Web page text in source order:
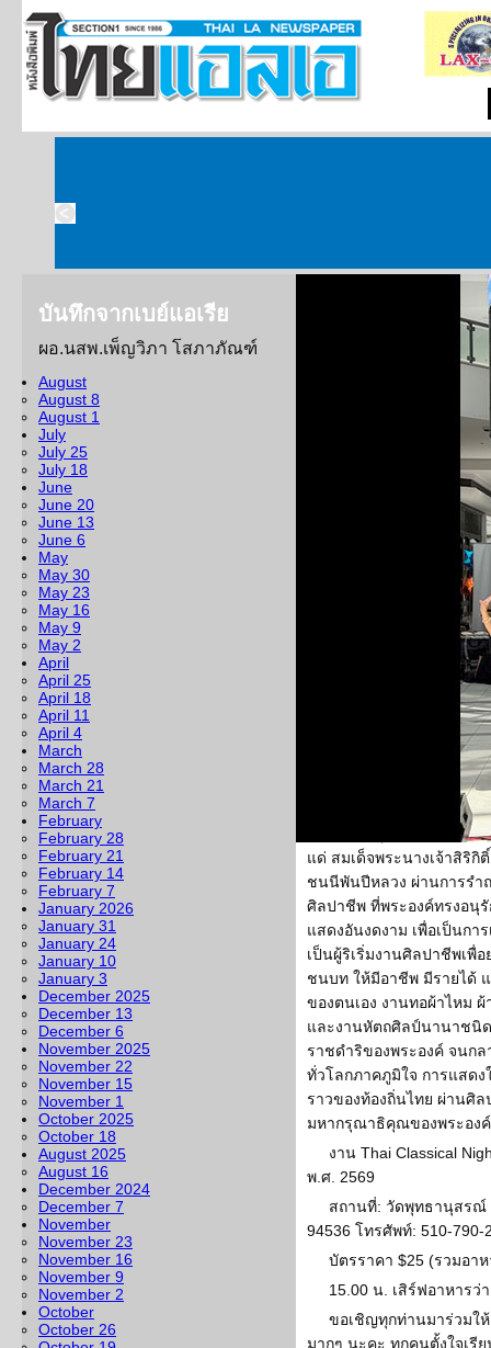
บันทึกจากเบย์แอเรีย
ผอ.นสพ.เพ็ญวิภา โสภาภัณฑ์
August
August 8
August 1
July
July 25
July 18
June
June 20
June 13
June 6
May
May 30
May 23
May 16
May 9
May 2
April
April 25
April 18
April 11
April 4
March
March 28
March 21
March 7
February
February 28
February 21
February 14
February 7
January 2026
January 31
January 24
January 10
January 3
December 2025
December 13
December 6
November 2025
November 22
November 15
November 1
October 2025
October 18
August 2025
August 16
December 2024
December 7
November
November 23
November 16
November 9
November 2
October
October 26
บันทึกจากเบย์เอเ
และมหาวิทยาลัยในสหรัฐ
แห่ง ฤดูร้อนกำลังคืบคลา
แคลิฟอร์เนียตอนเหนือปีนี้
ร้อน อีกวันกลับหนาวเย็น
อย่างไรก็ตาม ปฏิทินสัง
ตามกิจกรรมวัฒนธรรมเช่
งานใหญ่อีกงานหนึ่ง เป็นง
พุทธานุสรณ์ เมืองฟรีมอนท์
นี้จัดขึ้นเป็นปีที่ 30 แล้ว โ
ภายใต้ชื่องานว่า “สิริศิลป์
ศูนย์การส่งเสริมการสอน
ครุศาสตร์ จุฬาลงกรณ์มหา
คณะครูอาสาทั้งสามค
แพร์-กัลยาภรณ์ จีนกลาง
โดยคุณครูทั้งสามร่วม
ดนตรีไทยชุด “สิริศิลป์ถิ่นส
แด่ สมเด็จพระนางเจ้าสิริ
ชนนีพันปีหลวง ผ่านการรำ
ศิลปาชีพ ที่พระองค์ทรงอนุ
แสดงอันงดงาม เพื่อเป็นกา
เป็นผู้ริเริ่มงานศิลปาชีพเ
ชนบท ให้มีอาชีพ มีรายได้
ของตนเอง งานทอผ้าไหม
และงานหัตถศิลป์นานาชนิ
ราชดำริของพระองค์ จนก
ทั่วโลกภาคภูมิใจ การแสดง
ราวของท้องถิ่นไทย ผ่านศิ
มหากรุณาธิคุณของพระองค์
งาน Thai Classical
พ.ศ. 2569
สถานที่: วัดพุทธานุสรณ์
94536 โทรศัพท์: 510-790-
บัตรราคา $25 (รวมอา
15.00 น. เสิร์ฟอาหารว่
ขอเชิญทุกท่านมาร่วมใ
มากๆ นะคะ ทุกคนตั้งใจเรี